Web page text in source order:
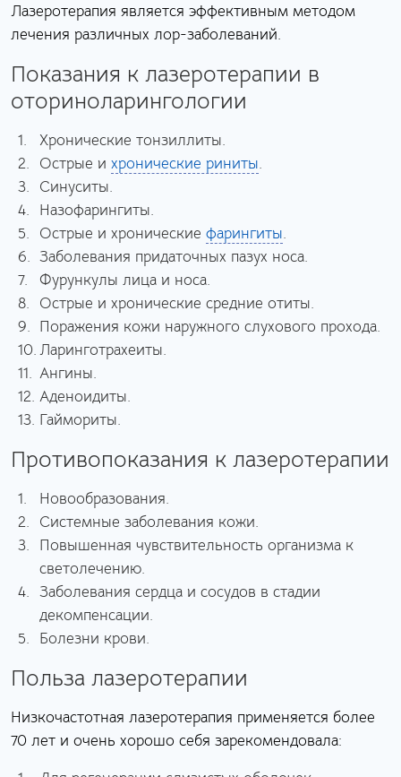
Лазеротерапия является эффективным методом
лечения различных лор-заболеваний.
Показания к лазеротерапии в
оториноларингологии
Хронические тонзиллиты.
Острые и хронические риниты.
Синуситы.
Назофарингиты.
Острые и хронические фарингиты.
Заболевания придаточных пазух носа.
Фурункулы лица и носа.
Острые и хронические средние отиты.
Поражения кожи наружного слухового прохода.
Ларинготрахеиты.
Ангины.
Аденоидиты.
Гаймориты.
Противопоказания к лазеротерапии
Новообразования.
Системные заболевания кожи.
Повышенная чувствительность организма к
светолечению.
Заболевания сердца и сосудов в стадии
декомпенсации.
Болезни крови.
Польза лазеротерапии
Низкочастотная лазеротерапия применяется более
70 лет и очень хорошо себя зарекомендовала: